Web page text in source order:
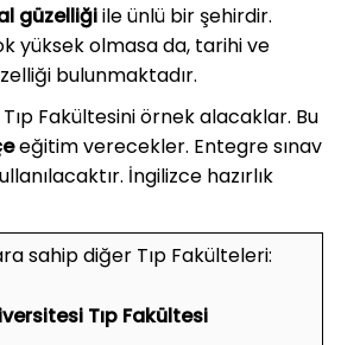
güzelliğiile ünlü bir şehirdir.
yüksek olmasa da, tarihi ve
bulunmaktadır.
Fakültesini örnek alacaklar. Bu
eğitim verecekler. Entegre sınav
İngilizce hazırlık
sahip diğer Tıp Fakülteleri:
Tıp Fakültesi